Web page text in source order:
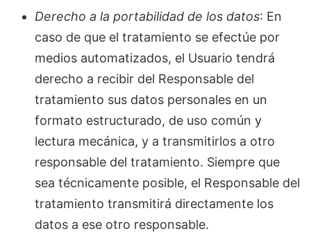
Derecho a la portabilidad de los datos: En
caso de que el tratamiento se efectúe por
medios automatizados, el Usuario tendrá
derecho a recibir del Responsable del
tratamiento sus datos personales en un
formato estructurado, de uso común y
lectura mecánica, y a transmitirlos a otro
responsable del tratamiento. Siempre que
sea técnicamente posible, el Responsable del
tratamiento transmitirá directamente los
datos a ese otro responsable.